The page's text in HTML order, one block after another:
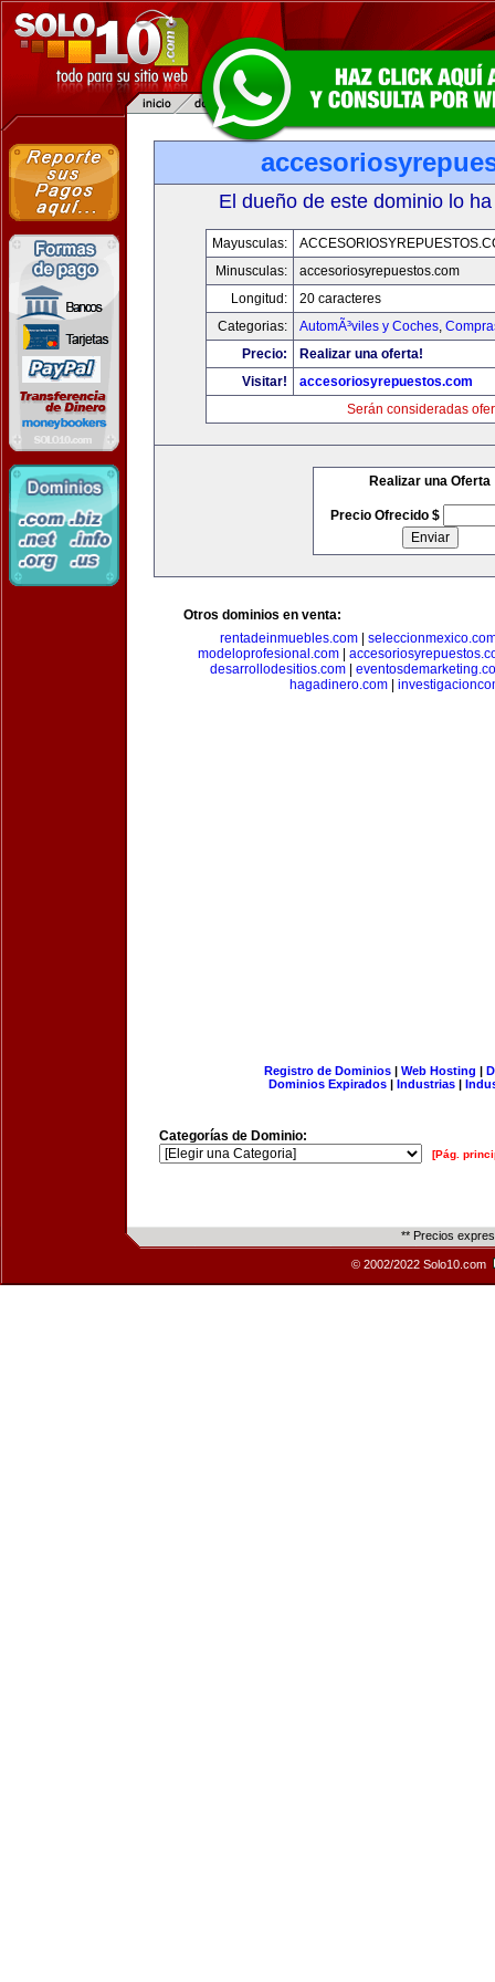
El dueño de este dominio lo
Mayusculas:
Minusculas:
accesoriosyrepuestos.com
Longitud:
20 caracteres
Categorias:
AutomÃ³viles y Coches,
Precio:
Realizar una oferta!
Visitar!
accesoriosyrepuestos.com
Serán consideradas
Realizar una Oferta
Precio Ofrecido $
Otros dominios en venta:
rentadeinmuebles.com
modeloprofesional.com|
desarrollodesitios.com|
hagadinero.com|
Registro de Dominios| Web Hosting |
Dominios Expirados | Industrias |
Categorías de Dominio:
[Pág.
** Precios
© 2002/2022 Solo10.com